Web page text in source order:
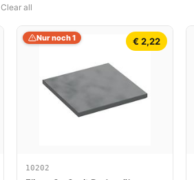
Clear all
€ 2,22
Nur noch 1
10202